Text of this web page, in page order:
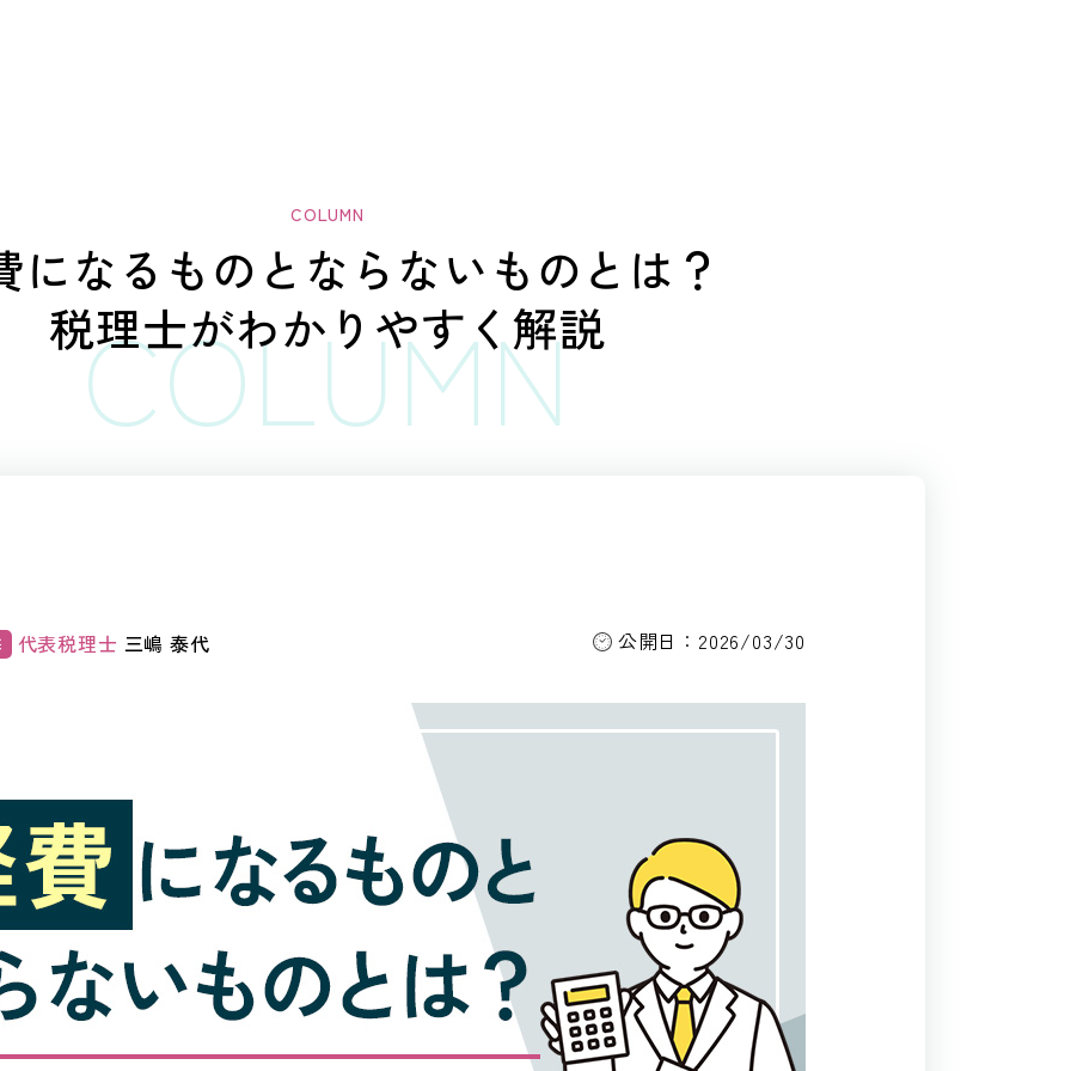
費になるものと ならないものとは？
税理士がわかりやすく解説
代表税理士 三嶋 泰代 公開日：2026/03/30